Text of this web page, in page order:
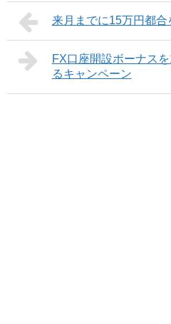
来月までに15万円都合
FX口座開設ボーナス
るキャンペーン